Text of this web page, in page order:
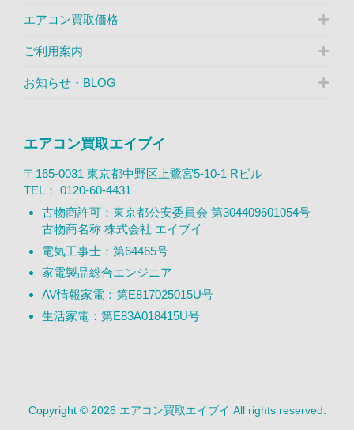
エアコン買取価格
ご利用案内
お知らせ・BLOG
エアコン買取エイブイ
〒165-0031 東京都中野区上鷺宮5-10-1 Rビル
TEL： 0120-60-4431
古物商許可：東京都公安委員会 第304409601054号
古物商名称 株式会社 エイブイ
電気工事士：第64465号
家電製品総合エンジニア
AV情報家電：第E817025015U号
生活家電：第E83A018415U号
Copyright © 2026 エアコン買取エイブイ All rights reserved.